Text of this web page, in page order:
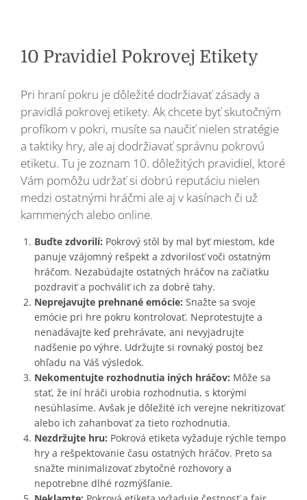
10 Pravidiel Pokrovej Etikety
Pri hraní pokru je dôležité dodržiavať zásady a
pravidlá pokrovej etikety. Ak chcete byť skutočným
profíkom v pokri, musíte sa naučiť nielen stratégie
a taktiky hry, ale aj dodržiavať správnu pokrovú
etiketu. Tu je zoznam 10. dôležitých pravidiel, ktoré
Vám pomôžu udržať si dobrú reputáciu nielen
medzi ostatnými hráčmi ale aj v kasínach či už
kammených alebo online.
Buďte zdvorilí: Pokrový stôl by mal byť miestom, kde
panuje vzájomný rešpekt a zdvorilosť voči ostatným
hráčom. Nezabúdajte ostatných hráčov na začiatku
pozdraviť a pochváliť ich za dobré ťahy.
Neprejavujte prehnané emócie: Snažte sa svoje
emócie pri hre pokru kontrolovať. Neprotestujte a
nenadávajte keď prehrávate, ani nevyjadrujte
nadšenie po výhre. Udržujte si rovnaký postoj bez
ohľadu na Váš výsledok.
Nekomentujte rozhodnutia iných hráčov: Môže sa
stať, že iní hráči urobia rozhodnutia, s ktorými
nesúhlasíme. Avšak je dôležité ich verejne nekritizovať
alebo ich zahanbovať za tieto rozhodnutia.
Nezdržujte hru: Pokrová etiketa vyžaduje rýchle tempo
hry a rešpektovanie času ostatných hráčov. Preto sa
snažte minimalizovať zbytočné rozhovory a
nepotrebne dlhé rozmýšľanie.